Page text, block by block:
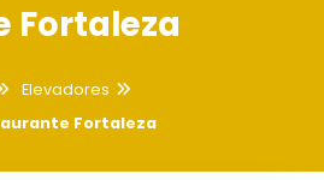
Fortaleza
Elevadores
Fortaleza